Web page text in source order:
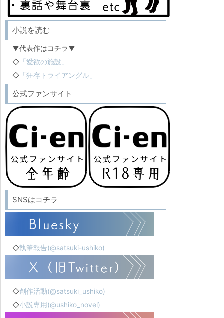
小説を読む
▼代表作はコチラ▼
◇ 「愛欲の施設」
◇ 「狂存トライアングル」
公式ファンサイト
SNSはコチラ
◇執筆報告(@satsuki-ushiko)
◇創作活動(@satsuki_ushiko)
◇小説専用(@ushiko_novel)